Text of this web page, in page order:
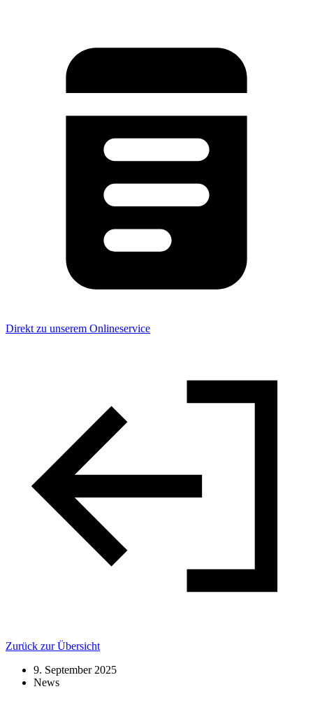
Direkt zu unserem Onlineservice
Zurück zur Übersicht
9. September 2025
News